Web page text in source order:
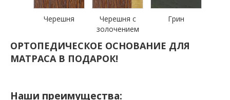
Черешня
Черешня с
золочением
Грин
ОРТОПЕДИЧЕСКОЕ ОСНОВАНИЕ ДЛЯ
МАТРАСА В ПОДАРОК!
Наши преимущества: